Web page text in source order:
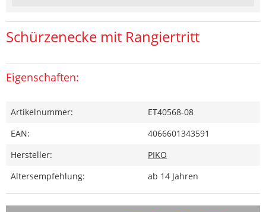
Schürzenecke mit Rangiertritt
Eigenschaften:
Artikelnummer:
ET40568-08
EAN:
4066601343591
Hersteller:
PIKO
Altersempfehlung:
ab 14 Jahren